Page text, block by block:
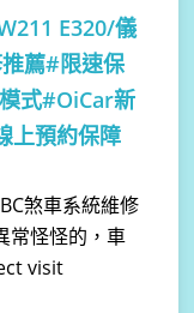
E320/儀
薦#限速保
式#OiCar新
上預約保障
煞車系統維修
常怪怪的，車
visit